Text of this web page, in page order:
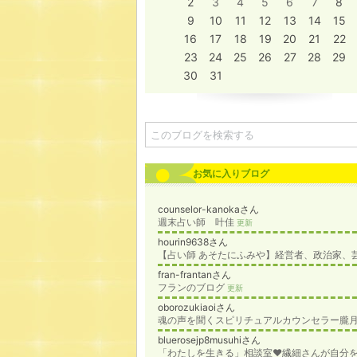
9
10 11 12 13 14
15
16
17 18 19 20 21
22
23
24 25 26 27 28
29
30
31
お気に入りブログ
counselor-kanokaさん
週末占い師 叶佳 更新
hourin9638さん
fran-frantanさん
フランのブログ 更新
oborozukiaoiさん
bluerosejp8musuhiさん